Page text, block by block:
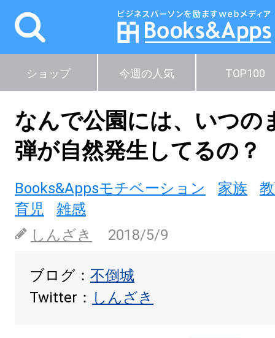
ショップ 今週の人気 TOP100
なんで公園には、いつの
弾が自然発生してるの？
Books&Appsモチベーション 家族
育児
雑感
しんざき
2018/5/9
ブログ： 不倒城
Twitter： しんざき